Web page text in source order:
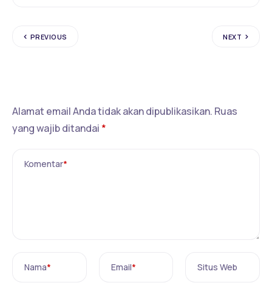
PREVIOUS NEXT
Alamat email Anda tidak akan dipublikasikan. Ruas
yang wajib ditandai *
Komentar*
Nama* Email* Situs Web